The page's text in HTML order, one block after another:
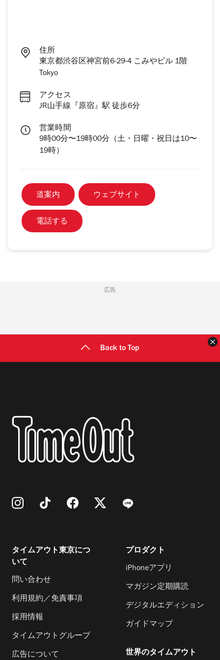
住所
東京都渋谷区神宮前6-29-4 こみやビル 1階
Tokyo
アクセス
JR山手線『原宿』駅 徒歩6分
営業時間
9時00分〜19時00分（土・日曜・祝日は10〜
19時）
道案内 ウェブサイト
電話する
広告
Back to Top
タイムアウト東京につ
いて
問い合わせ
利用規約／免責事項
採用情報
タイムアウトグループ
広告について
プロダクト
iPhoneアプリ
マガジン定期購読
デジタルエディション
ガイドマップ
世界のタイムアウト